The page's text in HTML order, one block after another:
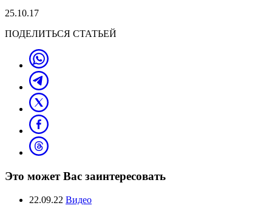
25.10.17
ПОДЕЛИТЬСЯ СТАТЬЕЙ
Это может Вас заинтересовать
22.09.22 Видео